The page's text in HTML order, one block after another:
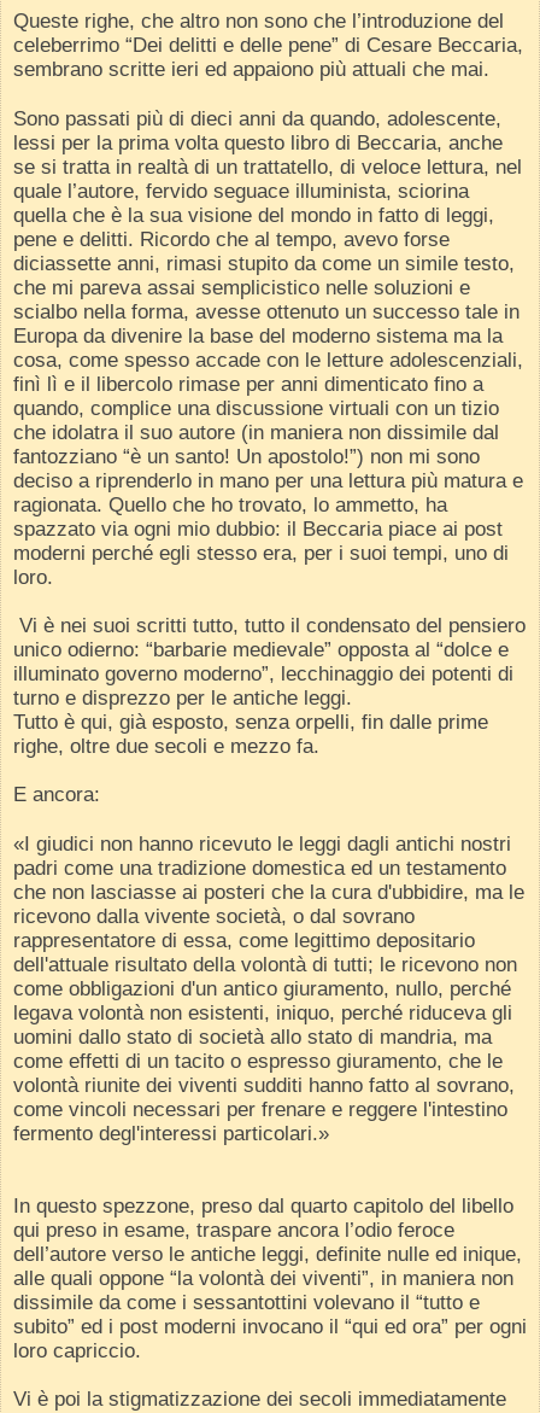
Queste righe, che altro non sono che l’introduzione del
celeberrimo “Dei delitti e delle pene” di Cesare Beccaria,
sembrano scritte ieri ed appaiono più attuali che mai.
Sono passati più di dieci anni da quando, adolescente,
lessi per la prima volta questo libro di Beccaria, anche
se si tratta in realtà di un trattatello, di veloce lettura, nel
quale l’autore, fervido seguace illuminista, sciorina
quella che è la sua visione del mondo in fatto di leggi,
pene e delitti. Ricordo che al tempo, avevo forse
diciassette anni, rimasi stupito da come un simile testo,
che mi pareva assai semplicistico nelle soluzioni e
scialbo nella forma, avesse ottenuto un successo tale in
Europa da divenire la base del moderno sistema ma la
cosa, come spesso accade con le letture adolescenziali,
finì lì e il libercolo rimase per anni dimenticato fino a
quando, complice una discussione virtuali con un tizio
che idolatra il suo autore (in maniera non dissimile dal
fantozziano “è un santo! Un apostolo!”) non mi sono
deciso a riprenderlo in mano per una lettura più matura e
ragionata. Quello che ho trovato, lo ammetto, ha
spazzato via ogni mio dubbio: il Beccaria piace ai post
moderni perché egli stesso era, per i suoi tempi, uno di
loro.
Vi è nei suoi scritti tutto, tutto il condensato del pensiero
unico odierno: “barbarie medievale” opposta al “dolce e
illuminato governo moderno”, lecchinaggio dei potenti di
turno e disprezzo per le antiche leggi.
Tutto è qui, già esposto, senza orpelli, fin dalle prime
righe, oltre due secoli e mezzo fa.
E ancora:
«I giudici non hanno ricevuto le leggi dagli antichi nostri
padri come una tradizione domestica ed un testamento
che non lasciasse ai posteri che la cura d'ubbidire, ma le
ricevono dalla vivente società, o dal sovrano
rappresentatore di essa, come legittimo depositario
dell'attuale risultato della volontà di tutti; le ricevono non
come obbligazioni d'un antico giuramento, nullo, perché
legava volontà non esistenti, iniquo, perché riduceva gli
uomini dallo stato di società allo stato di mandria, ma
come effetti di un tacito o espresso giuramento, che le
volontà riunite dei viventi sudditi hanno fatto al sovrano,
come vincoli necessari per frenare e reggere l'intestino
fermento degl'interessi particolari.»
In questo spezzone, preso dal quarto capitolo del libello
qui preso in esame, traspare ancora l’odio feroce
dell’autore verso le antiche leggi, definite nulle ed inique,
alle quali oppone “la volontà dei viventi”, in maniera non
dissimile da come i sessantottini volevano il “tutto e
subito” ed i post moderni invocano il “qui ed ora” per ogni
loro capriccio.
Vi è poi la stigmatizzazione dei secoli immediatamente